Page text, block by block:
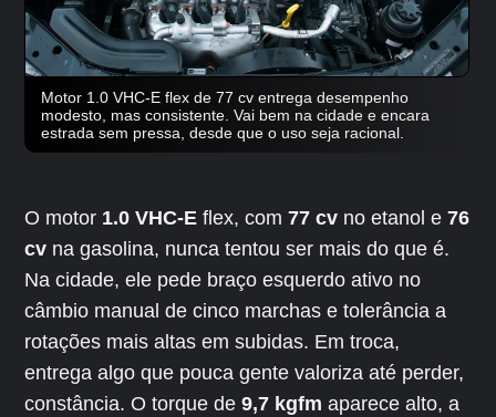
Motor 1.0 VHC-E flex de 77 cv entrega desempenho
modesto, mas consistente. Vai bem na cidade e encara
estrada sem pressa, desde que o uso seja racional.
O motor 1.0 VHC-E flex, com77 cv no etanol e76
cv na gasolina, nunca tentou ser mais do que é.
Na cidade, ele pede braço esquerdo ativo no
câmbio manual de cinco marchas e tolerância a
rotações mais altas em subidas. Em troca,
entrega algo que pouca gente valoriza até perder,
constância. O torque de9,7 kgfm aparece alto, a